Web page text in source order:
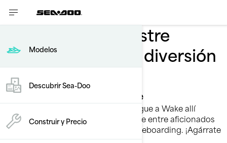
Modelos
Descubrir Sea-Doo
Construir y Precio
Deportes de arrastre
Prepárate para la diversión
salvaje
Date una vuelta en la Wake
Una contracorriente de emoción sigue a Wake allí
donde va. Es la campeona indudable entre aficionados
acérrimos al esquí acuático y el wakeboarding. ¡Agárrate
a la vida Sea-Doo!